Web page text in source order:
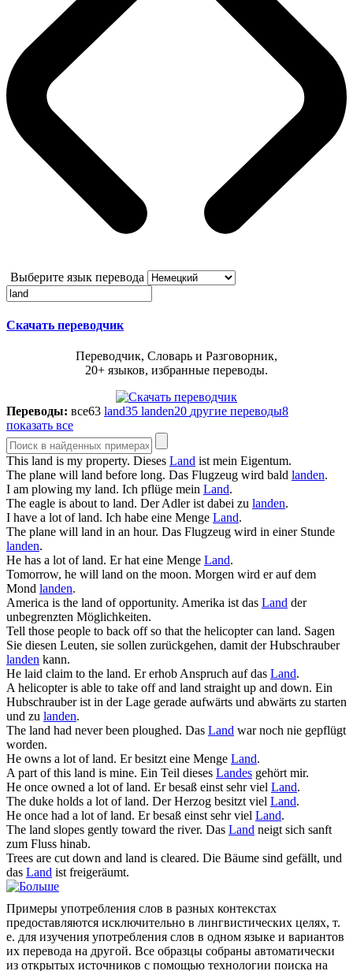
Выберите язык перевода
Скачать переводчик
Переводчик, Словарь и Разговорник,
20+ языков, избранные переводы.
Переводы: все63 land35 landen20 другие переводы8
показать все
This land is my property. Dieses Land ist mein Eigentum.
The plane will land before long. Das Flugzeug wird bald landen.
I am plowing my land. Ich pflüge mein Land.
The eagle is about to land. Der Adler ist dabei zu landen.
I have a lot ofland. Ich habe eine Menge Land.
The plane will land in an hour. Das Flugzeug wird in einer Stunde
landen.
He has a lot ofland. Er hat eine Menge Land.
Tomorrow, he will land on the moon. Morgen wird er auf dem
Mond landen.
America is the land of opportunity. Amerika ist das Land der
unbegrenzten Möglichkeiten.
Tell those people to back off so that the helicopter can land. Sagen
Sie diesen Leuten, sie sollen zurückgehen, damit der Hubschrauber
landen kann.
He laid claim to the land. Er erhob Anspruch auf das Land.
A helicopter is able to take off and land straight up and down. Ein
Hubschrauber ist in der Lage gerade aufwärts und abwärts zu starten
und zu landen.
The land had never been ploughed. Das Land war noch nie gepflügt
worden.
He owns a lot ofland. Er besitzt eine Menge Land.
A part of this land is mine. Ein Teil dieses Landes gehört mir.
He once owned a lot ofland. Er besaß einst sehr viel Land.
The duke holds a lot ofland. Der Herzog besitzt viel Land.
He once had a lot ofland. Er besaß einst sehr viel Land.
The land slopes gently toward the river. Das Land neigt sich sanft
zum Fluss hinab.
Trees are cut down and land is cleared. Die Bäume sind gefällt, und
das Land ist freigeräumt.
Примеры употребления слов в разных контекстах
предоставляются исключительно в лингвистических целях, т.
е. для изучения употребления слов в одном языке и вариантов
их перевода на другой. Все образцы собраны автоматически
из открытых источников с помощью технологии поиска на